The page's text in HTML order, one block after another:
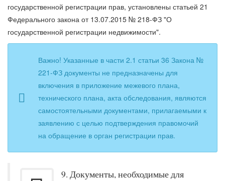
государственной регистрации прав, установлены статьей 21
Федерального закона от 13.07.2015 № 218-ФЗ "О
государственной регистрации недвижимости".
Важно! Указанные в части 2.1 статьи 36 Закона №
221-ФЗ документы не предназначены для
включения в приложение межевого плана,
технического плана, акта обследования, являются
самостоятельными документами, прилагаемыми к
заявлению с целью подтверждения правомочий
на обращение в орган регистрации прав.
9. Документы, необходимые для